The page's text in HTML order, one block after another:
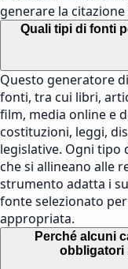
generare la
Quali tipi di fonti
Questo generatore
fonti, tra cui libri,
film, media online e
costituzioni, leggi,
legislative. Ogni tipo
che si allineano alle
strumento adatta i
fonte selezionato
appropriata.
Perché alcuni
obbligatori